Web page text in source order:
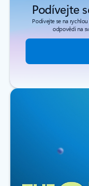
Podívejte
Podívejte se na
odpovědi na